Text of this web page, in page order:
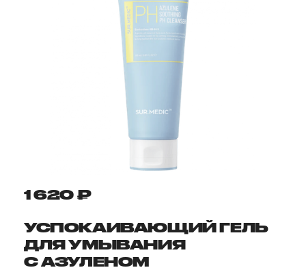
1 620 ₽
УСПОКАИВАЮЩИЙ ГЕЛЬ
ДЛЯ УМЫВАНИЯ
С АЗУЛЕНОМ